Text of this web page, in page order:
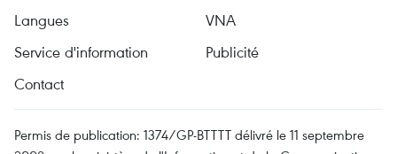
Langues
VNA
Service d'information
Publicité
Contact
Permis de publication: 1374/GP-BTTTT délivré le 11 septembre